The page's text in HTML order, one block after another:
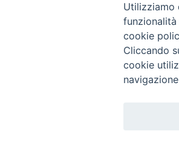
Copyright © 2019 - Tutti i
Utilizziamo
cookie
Cliccando
cookie